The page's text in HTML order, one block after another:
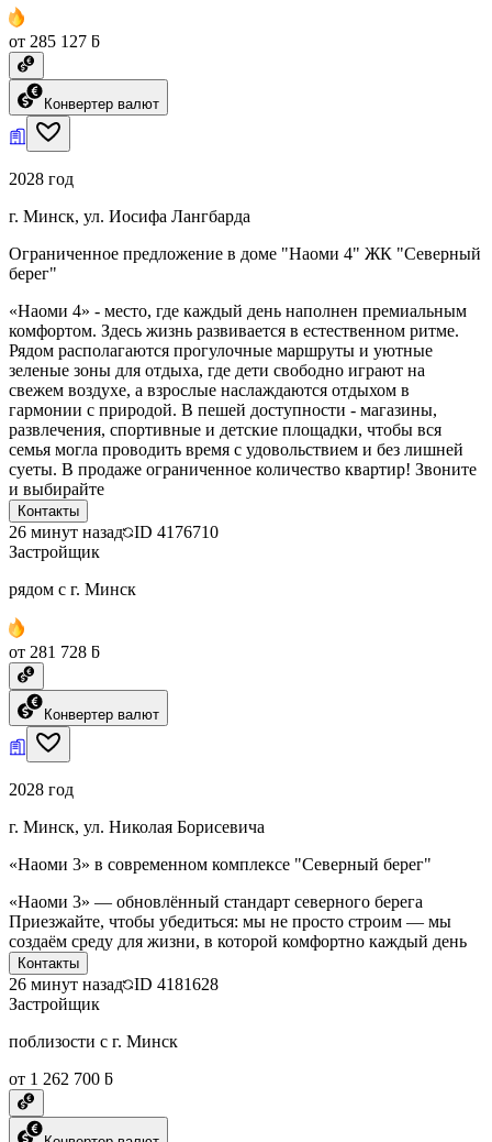
от 285 127 ƃ
Конвертер валют
2028 год
г. Минск, ул. Иосифа Лангбарда
Ограниченное предложение в доме "Наоми 4" ЖК "Северный
берег"
«Наоми 4» - место, где каждый день наполнен премиальным
комфортом. Здесь жизнь развивается в естественном ритме.
Рядом располагаются прогулочные маршруты и уютные
зеленые зоны для отдыха, где дети свободно играют на
свежем воздухе, а взрослые наслаждаются отдыхом в
гармонии с природой. В пешей доступности - магазины,
развлечения, спортивные и детские площадки, чтобы вся
семья могла проводить время с удовольствием и без лишней
суеты. В продаже ограниченное количество квартир! Звоните
и выбирайте
Контакты
26 минут назад ID 4176710
Застройщик
рядом с г. Минск
от 281 728 ƃ
Конвертер валют
2028 год
г. Минск, ул. Николая Борисевича
«Наоми 3» в современном комплексе "Северный берег"
«Наоми 3» — обновлённый стандарт северного берега
Приезжайте, чтобы убедиться: мы не просто строим — мы
создаём среду для жизни, в которой комфортно каждый день
Контакты
26 минут назад ID 4181628
Застройщик
поблизости с г. Минск
от 1 262 700 ƃ